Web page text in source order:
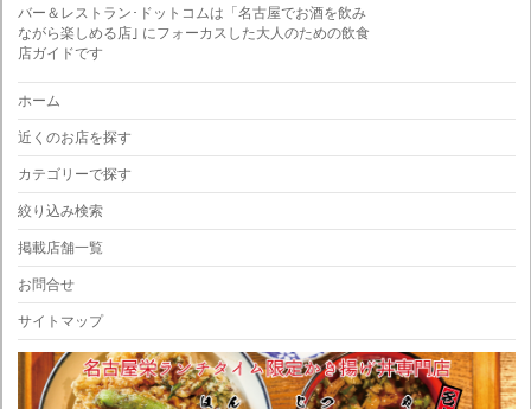
バー＆レストラン･ドットコムは「名古屋でお酒を飲み
ながら楽しめる店｣ にフォーカスした大人のための飲食
店ガイドです
ホーム
近くのお店を探す
カテゴリーで探す
絞り込み検索
掲載店舗一覧
お問合せ
サイトマップ